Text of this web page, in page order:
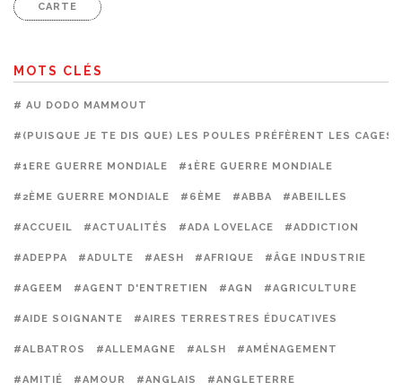
CARTE
MOTS CLÉS
# AU DODO MAMMOUT
#(PUISQUE JE TE DIS QUE) LES POULES PRÉFÈRENT LES CAGES
#1ERE GUERRE MONDIALE #1ÈRE GUERRE MONDIALE
#2ÈME GUERRE MONDIALE #6ÈME #ABBA #ABEILLES
#ACCUEIL #ACTUALITÉS #ADA LOVELACE #ADDICTION
#ADEPPA #ADULTE #AESH #AFRIQUE #ÂGE INDUSTRIE
#AGEEM #AGENT D'ENTRETIEN #AGN #AGRICULTURE
#AIDE SOIGNANTE #AIRES TERRESTRES ÉDUCATIVES
#ALBATROS #ALLEMAGNE #ALSH #AMÉNAGEMENT
#AMITIÉ #AMOUR #ANGLAIS #ANGLETERRE